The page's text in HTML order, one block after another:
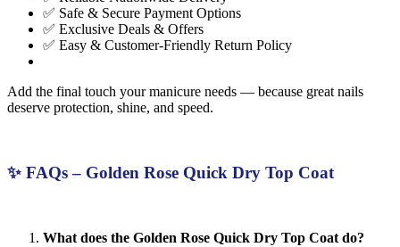
✅ Safe & Secure Payment Options
✅ Exclusive Deals & Offers
✅ Easy & Customer-Friendly Return Policy
Add the final touch your manicure needs — because great nails
deserve protection, shine, and speed.
✨ FAQs – Golden Rose Quick Dry Top Coat
What does the Golden Rose Quick Dry Top Coat do?